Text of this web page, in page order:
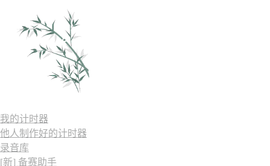
我的计时器
他人制作好的计时器
录音库
[新] 备赛助手